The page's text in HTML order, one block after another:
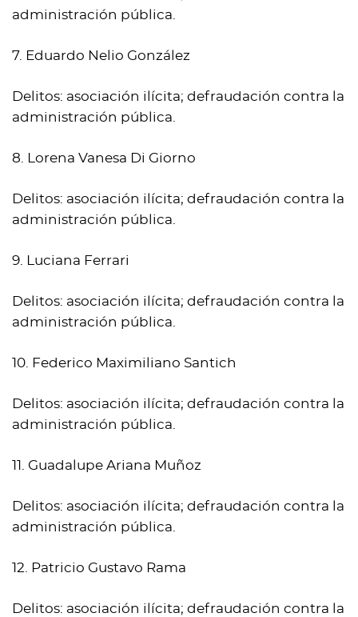
administración pública.
7. Eduardo Nelio González
Delitos: asociación ilícita; defraudación contra la
administración pública.
8. Lorena Vanesa Di Giorno
Delitos: asociación ilícita; defraudación contra la
administración pública.
9. Luciana Ferrari
Delitos: asociación ilícita; defraudación contra la
administración pública.
10. Federico Maximiliano Santich
Delitos: asociación ilícita; defraudación contra la
administración pública.
11. Guadalupe Ariana Muñoz
Delitos: asociación ilícita; defraudación contra la
administración pública.
12. Patricio Gustavo Rama
Delitos: asociación ilícita; defraudación contra la